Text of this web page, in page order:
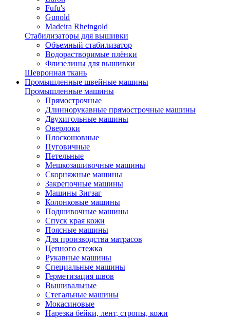
Fufu's
Gunold
Madeira Rheingold
Стабилизаторы для вышивки
Объемный стабилизатор
Водорастворимые плёнки
Флизелины для вышивки
Шевронная ткань
Промышленные швейные машины
Промышленные машины
Прямострочные
Длиннорукавные прямострочные машины
Двухигольные машины
Оверлоки
Плоскошовные
Пуговичные
Петельные
Мешкозашивочные машины
Скорняжные машины
Закрепочные машины
Машины Зигзаг
Колонковые машины
Подшивочные машины
Спуск края кожи
Поясные машины
Для производства матрасов
Цепного стежка
Рукавные машины
Специальные машины
Герметизация швов
Вышивальные
Стегальные машины
Мокасиновые
Нарезка бейки, лент, стропы, кожи